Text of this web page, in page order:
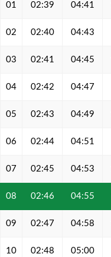
01 02:39 04:41
02 02:40 04:43
03 02:41 04:45
04 02:42 04:47
05 02:43 04:49
06 02:44 04:51
07 02:45 04:53
08 02:46 04:55
09 02:47 04:58
10 02:48 05:00